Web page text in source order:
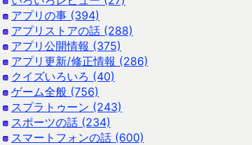
アプリの事 (394)
アプリストアの話 (288)
アプリ公開情報 (375)
アプリ更新/修正情報 (286)
クイズいろいろ (40)
ゲーム全般 (756)
スプラトゥーン (243)
スポーツの話 (234)
スマートフォンの話 (600)